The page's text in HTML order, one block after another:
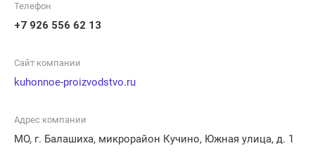
Телефон
+7 926 556 62 13
Сайт компании
kuhonnoe-proizvodstvo.ru
Адрес компании
МО, г. Балашиха, микрорайон Кучино, Южная улица, д. 1